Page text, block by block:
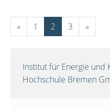
« 1 2 3 »
Institut für Energie und
Hochschule Bremen